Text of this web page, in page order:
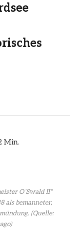
Min.
O´Swald II“
als bemanneter,
(Quelle: